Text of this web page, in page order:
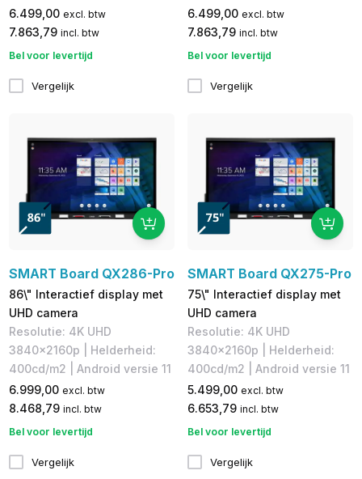
6.499,00 excl. btw
7.863,79 incl. btw
Bel voor levertijd
Vergelijk
6.499,00 excl. btw
7.863,79 incl. btw
Bel voor levertijd
Vergelijk
SMART Board QX286-Pro
86\" Interactief display met
UHD camera
Resolutie: 4K UHD
3840x2160p | Helderheid:
400cd/m2 | Android versie 11
6.999,00 excl. btw
8.468,79 incl. btw
Bel voor levertijd
Vergelijk
SMART Board QX275-Pro
75\" Interactief display met
UHD camera
Resolutie: 4K UHD
3840x2160p | Helderheid:
400cd/m2 | Android versie 11
5.499,00 excl. btw
6.653,79 incl. btw
Bel voor levertijd
Vergelijk